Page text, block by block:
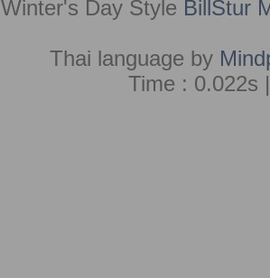
Winter's Day Style BillStur
Thai language by
Time : 0.022s